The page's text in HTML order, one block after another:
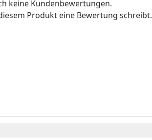
keine Kundenbewertungen.
Produkt eine Bewertung schreibt.